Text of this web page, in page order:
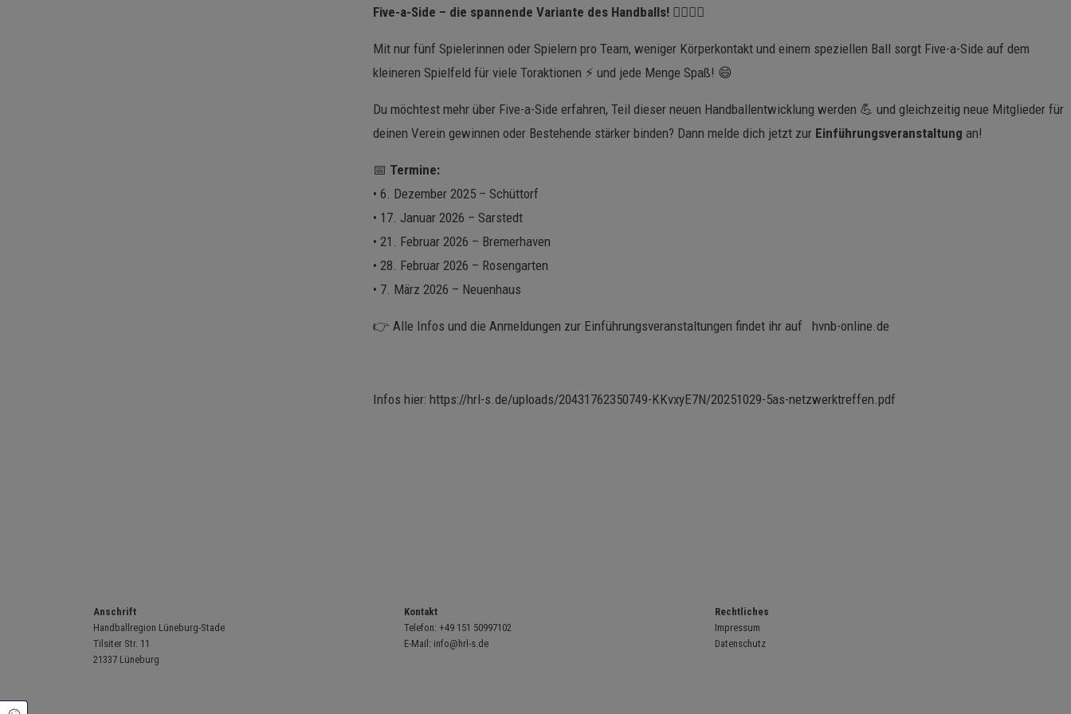
Five-a-Side – die spannende Variante des Handballs! 🤾‍♀️🤾‍♂️
Mit nur fünf Spielerinnen oder Spielern pro Team, weniger Körperkontakt und einem speziellen Ball sorgt Five-a-Side auf dem
kleineren Spielfeld für viele Toraktionen ⚡ und jede Menge Spaß! 😄
Du möchtest mehr über Five-a-Side erfahren, Teil dieser neuen Handballentwicklung werden 💪 und gleichzeitig neue Mitglieder für
deinen Verein gewinnen oder Bestehende stärker binden? Dann melde dich jetzt zur Einführungsveranstaltung an!
📅 Termine:
• 6. Dezember 2025 – Schüttorf
• 17. Januar 2026 – Sarstedt
• 21. Februar 2026 – Bremerhaven
• 28. Februar 2026 – Rosengarten
• 7. März 2026 – Neuenhaus
👉 Alle Infos und die Anmeldungen zur Einführungsveranstaltungen findet ihr auf hvnb-online.de
Infos hier: https://hrl-s.de/uploads/20431762350749-KKvxyE7N/20251029-5as-netzwerktreffen.pdf
Anschrift
Handballregion Lüneburg-Stade
Tilsiter Str. 11
21337 Lüneburg
Kontakt
Telefon: +49 151 50997102
E-Mail: info@hrl-s.de
Rechtliches
Impressum
Datenschutz